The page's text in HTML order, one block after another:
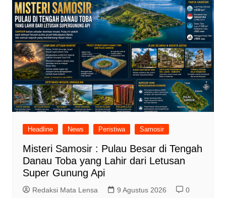
Headline News Peristiwa Samosir
Misteri Samosir : Pulau Besar di Tengah
Danau Toba yang Lahir dari Letusan
Super Gunung Api
Redaksi Mata Lensa 9 Agustus 2026 0